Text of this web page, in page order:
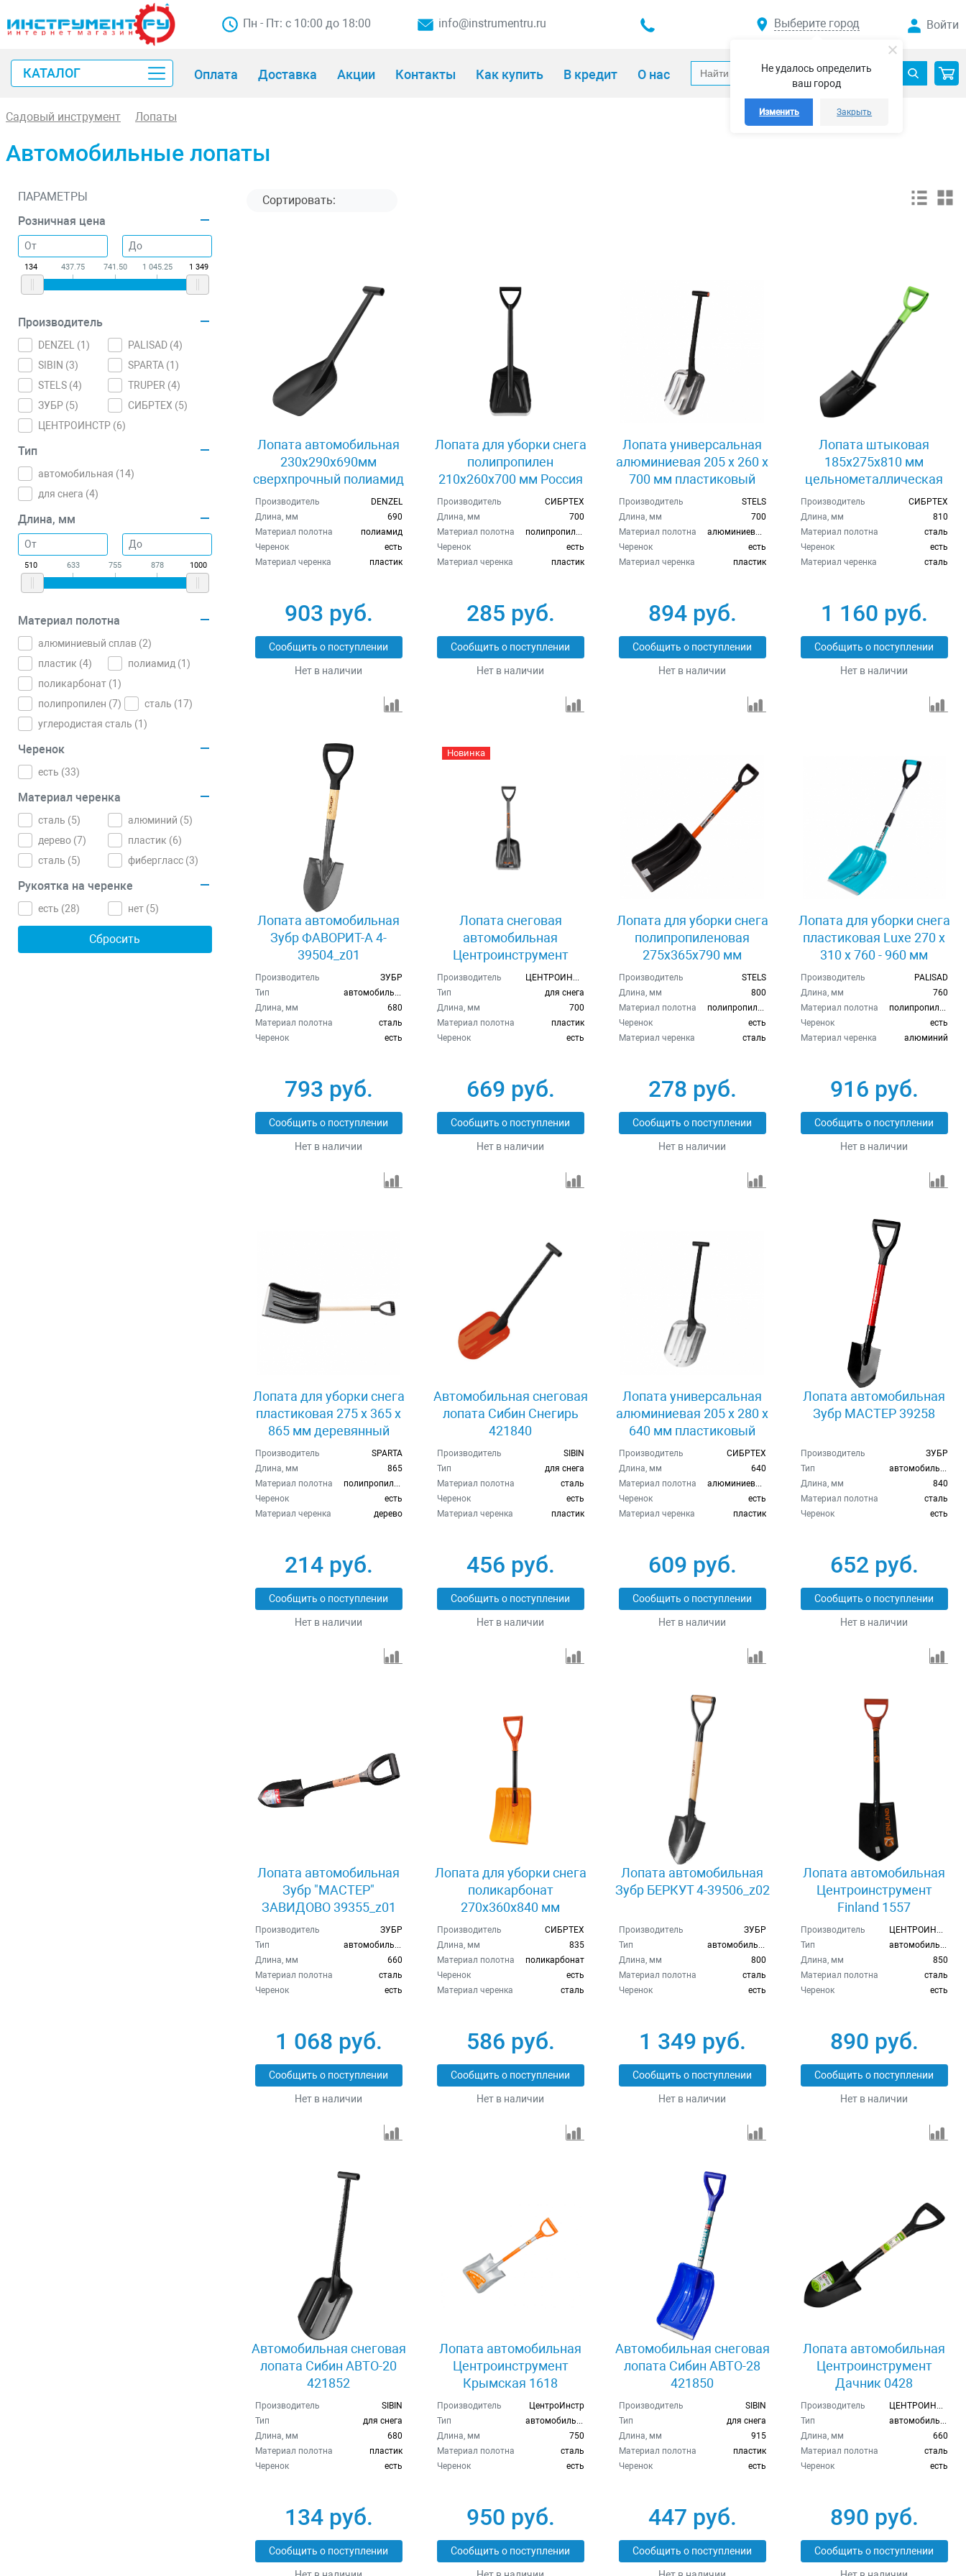
Не удалось определить
ваш город
Изменить Закрыть
Пн - Пт: с 10:00 до 18:00 info@instrumentru.ru Выберите город Войти
КАТАЛОГ Оплата Доставка Акции Контакты Как купить В кредит О нас
Садовый инструмент Лопаты
Автомобильные лопаты
ПАРАМЕТРЫ
Розничная цена
134 437.75 741.50 1 045.25 1 349
Производитель
DENZEL (1 ) PALISAD (4)
SIBIN (3) SPARTA (1)
STELS (4) TRUPER (4)
ЗУБР (5) СИБРТЕХ (5)
ЦЕНТРОИНСТР (6)
Тип
автомобильная (14)
для снега (4)
Длина, мм
510 633 755 878 1000
Материал полотна
алюминиевый сплав (2)
пластик (4) полиамид (1)
поликарбонат (1 )
полипропилен (7) сталь (17)
углеродистая сталь (1 )
Черенок
есть (33)
Материал черенка
cталь (5) алюминий (5)
дерево (7) пластик (6)
сталь (5) фибергласс (3)
Рукоятка на черенке
есть (28) нет (5)
Лопата автомобильная
230х290х690мм
сверхпрочный полиамид
Denzel 61670
Производитель
DENZEL
Длина, мм
690
Материал полотна
полиамид
Черенок
есть
Материал черенка
пластик
903 руб.
Сообщить о поступлении
Нет в наличии
Лопата для уборки снега
полипропилен
210х260х700 мм Россия
Сибртех 61679
Производитель
СИБРТЕХ
Длина, мм
700
Материал полотна
полипропилен
Черенок
есть
Материал черенка
пластик
285 руб.
Сообщить о поступлении
Нет в наличии
Лопата универсальная
алюминиевая 205 х 260 х
700 мм пластиковый
черенок Stels 61585
Производитель
STELS
Длина, мм
700
Материал полотна
алюминиевый сплав
Черенок
есть
Материал черенка
пластик
894 руб.
Сообщить о поступлении
Нет в наличии
Лопата штыковая
185х275х810 мм
цельнометаллическая
Россия Сибртех 61614
Производитель
СИБРТЕХ
Длина, мм
810
Материал полотна
сталь
Черенок
есть
Материал черенка
cталь
1 160 руб.
Сообщить о поступлении
Нет в наличии
Лопата автомобильная
Зубр ФАВОРИТ-А 4-
39504_z01
Производитель
ЗУБР
Тип
автомобильная
Длина, мм
680
Материал полотна
сталь
Черенок
есть
793 руб.
Сообщить о поступлении
Нет в наличии
Новинка
Лопата снеговая
автомобильная
Центроинструмент
FINLAND 1904
Производитель
ЦЕНТРОИНСТР
Тип
для снега
Длина, мм
700
Материал полотна
пластик
Черенок
есть
669 руб.
Сообщить о поступлении
Нет в наличии
Лопата для уборки снега
полипропиленовая
275х365х790 мм
стальной черенок Россия
Stels 61654
Производитель
STELS
Длина, мм
800
Материал полотна
полипропилен
Черенок
есть
Материал черенка
сталь
278 руб.
Сообщить о поступлении
Нет в наличии
Лопата для уборки снега
пластиковая Luxe 270 х
310 х 760 - 960 мм
телескопический
черенок Palisad 615005
Производитель
PALISAD
Длина, мм
760
Материал полотна
полипропилен
Черенок
есть
Материал черенка
алюминий
916 руб.
Сообщить о поступлении
Нет в наличии
Лопата для уборки снега
пластиковая 275 х 365 х
865 мм деревянный
черенок Sparta 61639
Производитель
SPARTA
Длина, мм
865
Материал полотна
полипропилен
Черенок
есть
Материал черенка
дерево
214 руб.
Сообщить о поступлении
Нет в наличии
Автомобильная снеговая
лопата Сибин Снегирь
421840
Производитель
SIBIN
Тип
для снега
Материал полотна
сталь
Черенок
есть
Материал черенка
пластик
456 руб.
Сообщить о поступлении
Нет в наличии
Лопата универсальная
алюминиевая 205 х 280 х
640 мм пластиковый
черенок Россия Сибртех
Производитель
СИБРТЕХ
Длина, мм
640
Материал полотна
алюминиевый сплав
Черенок
есть
Материал черенка
пластик
609 руб.
Сообщить о поступлении
Нет в наличии
Лопата автомобильная
Зубр МАСТЕР 39258
Производитель
ЗУБР
Тип
автомобильная
Длина, мм
840
Материал полотна
сталь
Черенок
есть
652 руб.
Сообщить о поступлении
Нет в наличии
Лопата автомобильная
Зубр "МАСТЕР"
ЗАВИДОВО 39355_z01
Производитель
ЗУБР
Тип
Длина, мм
660
Материал полотна
сталь
Черенок
есть
1 068 руб.
Сообщить о поступлении
Нет в наличии
Лопата для уборки снега
поликарбонат
270х360х840 мм
стальной черенок
усиленная Сибртех 61673
Производитель
СИБРТЕХ
Длина, мм
835
Материал полотна
поликарбонат
Черенок
есть
Материал черенка
cталь
586 руб.
Сообщить о поступлении
Нет в наличии
Лопата автомобильная
Зубр БЕРКУТ 4-39506_z02
Производитель
ЗУБР
Тип
Длина, мм
800
Материал полотна
сталь
Черенок
есть
1 349 руб.
Сообщить о поступлении
Нет в наличии
Лопата автомобильная
Центроинструмент
Finland 1557
Производитель
Тип
Длина, мм
850
Материал полотна
сталь
Черенок
есть
890 руб.
Сообщить о поступлении
Нет в наличии
Автомобильная снеговая
лопата Сибин АВТО-20
421852
Производитель
SIBIN
Тип
для снега
Длина, мм
680
Материал полотна
пластик
Черенок
есть
134 руб.
Сообщить о поступлении
Лопата автомобильная
Центроинструмент
Крымская 1618
Производитель
ЦентроИнстр
Тип
Длина, мм
750
Материал полотна
сталь
Черенок
есть
950 руб.
Сообщить о поступлении
Автомобильная снеговая
лопата Сибин АВТО-28
421850
Производитель
SIBIN
Тип
для снега
Длина, мм
915
Материал полотна
пластик
Черенок
есть
447 руб.
Сообщить о поступлении
Лопата автомобильная
Центроинструмент
Дачник 0428
Производитель
Тип
Длина, мм
660
Материал полотна
сталь
Черенок
есть
890 руб.
Сообщить о поступлении